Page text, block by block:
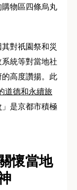
物區四條烏丸
對祇園祭和災
統等對當地社
高度讚揚。此
道德和永續旅
」是京都市積極
懷當地